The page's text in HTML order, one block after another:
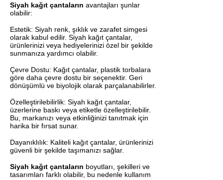
Siyah kağıt çantaların avantajları şunlar
olabilir:
Estetik: Siyah renk, şıklık ve zarafet simgesi
olarak kabul edilir. Siyah kağıt çantalar,
ürünlerinizi veya hediyelerinizi özel bir şekilde
sunmanıza yardımcı olabilir.
Çevre Dostu: Kağıt çantalar, plastik torbalara
göre daha çevre dostu bir seçenektir. Geri
dönüşümlü ve biyolojik olarak parçalanabilirler.
Özelleştirilebilirlik: Siyah kağıt çantalar,
üzerlerine baskı veya etiketle özelleştirilebilir.
Bu, markanızı veya etkinliğinizi tanıtmak için
harika bir fırsat sunar.
Dayanıklılık: Kaliteli kağıt çantalar, ürünlerinizi
güvenli bir şekilde taşımanızı sağlar.
Siyah kağıt çantaların boyutları, şekilleri ve
tasarımları farklı olabilir, bu nedenle kullanım